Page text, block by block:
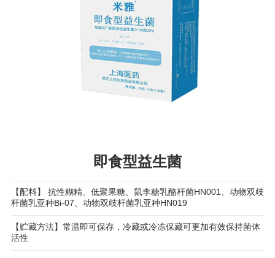
即食型益生菌
【配料】 抗性糊精、低聚果糖、鼠李糖乳酪杆菌HN001、动物双歧
杆菌乳亚种Bi-07、动物双歧杆菌乳亚种HN019
【贮藏方法】常温即可保存，冷藏或冷冻保藏可更加有效保持菌体
活性